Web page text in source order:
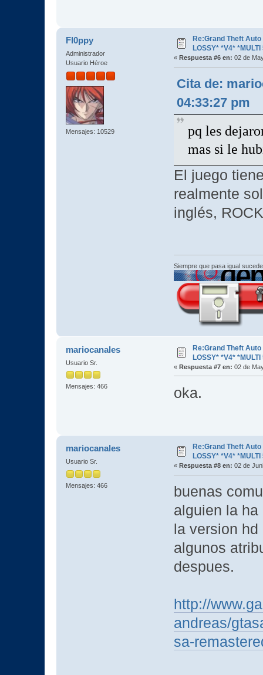
Fl0ppy
Administrador
Usuario Héroe
Mensajes: 10529
Re:Grand Theft
LOSSY* *V4*
« Respuesta #6 en: 02 de
Cita de:
04:33:27 pm
pq les
mas si le
El juego
realmente
inglés,
Siempre que pasa igual
mariocanales
Usuario Sr.
Mensajes: 466
Re:Grand Theft
LOSSY* *V4*
« Respuesta #7 en: 02 de
oka.
mariocanales
Usuario Sr.
Mensajes: 466
Re:Grand Theft
LOSSY* *V4*
« Respuesta #8 en: 02 de
buenas
alguien la
la version
algunos
despues.
http://
andreas/
sa-